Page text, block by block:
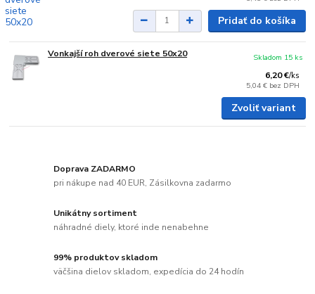
Pridať do košíka
Vonkajší roh dverové siete 50x20
6,20 €/ks
5,04 € bez DPH
Skladom 15 ks
Zvoliť variant
Doprava ZADARMO
pri nákupe nad 40 EUR, Zásilkovna zadarmo
Unikátny sortiment
náhradné diely, ktoré inde nenabehne
99% produktov skladom
väčšina dielov skladom, expedícia do 24 hodín